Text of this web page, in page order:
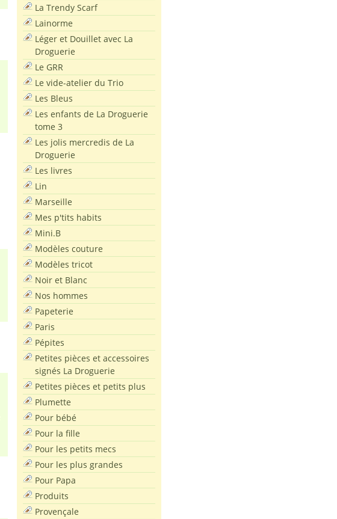
La Trendy Scarf
Lainorme
Léger et Douillet avec La
Droguerie
Le GRR
Le vide-atelier du Trio
Les Bleus
Les enfants de La Droguerie
tome 3
Les jolis mercredis de La
Droguerie
Les livres
Lin
Marseille
Mes p'tits habits
Mini.B
Modèles couture
Modèles tricot
Noir et Blanc
Nos hommes
Papeterie
Paris
Pépites
Petites pièces et accessoires
signés La Droguerie
Petites pièces et petits plus
Plumette
Pour bébé
Pour la fille
Pour les petits mecs
Pour les plus grandes
Pour Papa
Produits
Provençale